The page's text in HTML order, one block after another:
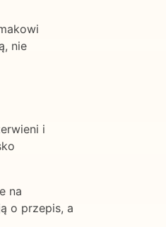
nie
i
na
o przepis, a